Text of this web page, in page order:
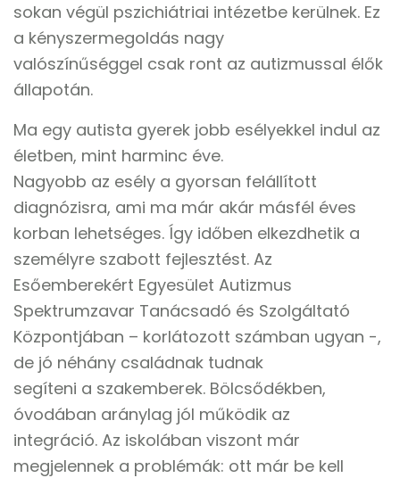
sokan végül pszichiátriai intézetbe kerülnek. Ez
a kényszermegoldás nagy
valószínűséggel csak ront az autizmussal élők
állapotán.
Ma egy autista gyerek jobb esélyekkel indul az
életben, mint harminc éve.
Nagyobb az esély a gyorsan felállított
diagnózisra, ami ma már akár másfél éves
korban lehetséges. Így időben elkezdhetik a
személyre szabott fejlesztést. Az
Esőemberekért Egyesület Autizmus
Spektrumzavar Tanácsadó és Szolgáltató
Központjában – korlátozott számban ugyan -,
de jó néhány családnak tudnak
segíteni a szakemberek. Bölcsődékben,
óvodában aránylag jól működik az
integráció. Az iskolában viszont már
megjelennek a problémák: ott már be kell